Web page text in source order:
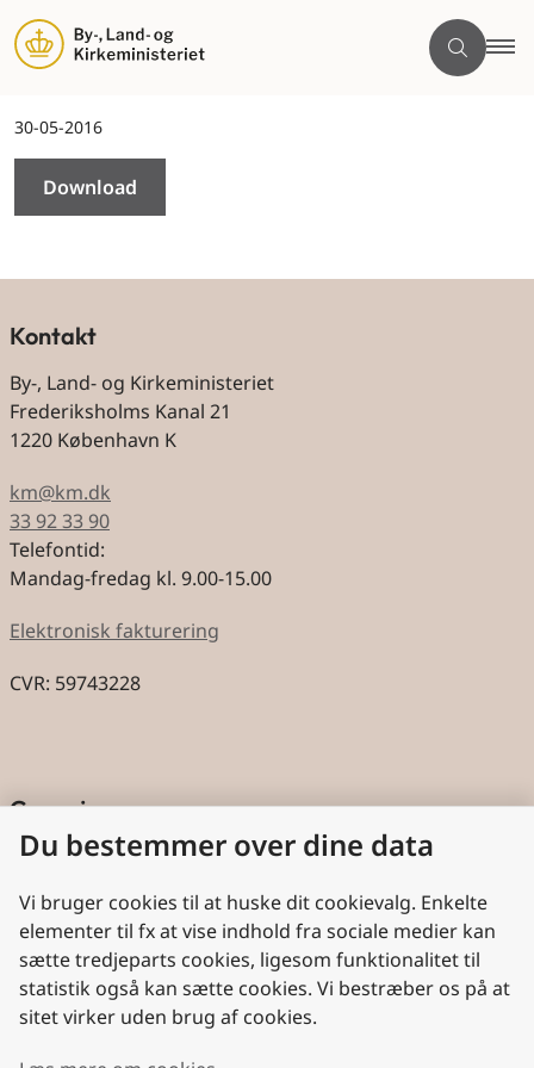
30-05-2016
Download
Kontakt
By-, Land- og Kirkeministeriet
Frederiksholms Kanal 21
1220 København K
km@km.dk
33 92 33 90
Telefontid:
Mandag-fredag kl. 9.00-15.00
Elektronisk fakturering
CVR: 59743228
Genveje
Cookies
Aktindsigt
Persondatabeskyttelse
Nyttige links
Du bestemmer over dine data
Vi bruger cookies til at huske dit cookievalg. Enkelte
elementer til fx at vise indhold fra sociale medier kan
sætte tredjeparts cookies, ligesom funktionalitet til
statistik også kan sætte cookies. Vi bestræber os på at
sitet virker uden brug af cookies.